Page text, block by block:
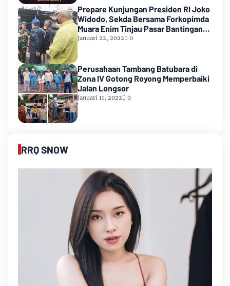
Prepare Kunjungan Presiden RI Joko
Widodo, Sekda Bersama Forkopimda
Muara Enim Tinjau Pasar Bantingan
Tanjung Enim
Januari 22, 2022 0
Perusahaan Tambang Batubara di
Zona IV Gotong Royong Memperbaiki
Jalan Longsor
Januari 11, 2022 0
RRQ SNOW